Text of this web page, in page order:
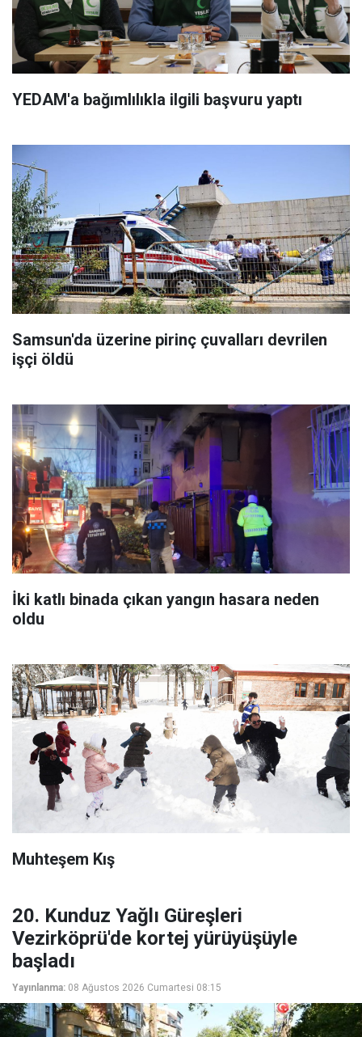
YEDAM'a bağımlılıkla ilgili başvuru yaptı
Samsun'da üzerine pirinç çuvalları devrilen
işçi öldü
İki katlı binada çıkan yangın hasara neden
oldu
Muhteşem Kış
20. Kunduz Yağlı Güreşleri
Vezirköprü'de kortej yürüyüşüyle
başladı
Yayınlanma: 08 Ağustos 2026 Cumartesi 08:15